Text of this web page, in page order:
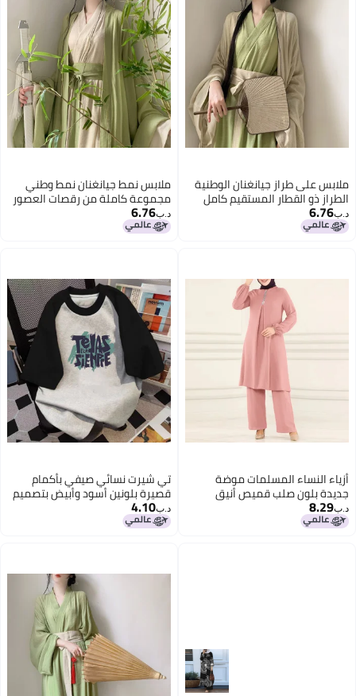
ملابس على طراز جيانغنان الوطنية
الطراز ذو القطار المستقيم كامل
الطقم من الرقص العتيق هانفو
النسائي المحسن على طراز وي جين
د.ب‏6.76
ملابس نمط جيانغنان نمط وطني
مجموعة كاملة من رقصات العصور
القديمة هانفو محسنة أسلوب وي
جين قميص بأكمام كبيرة مجموعة
د.ب‏6.76
أزياء النساء المسلمات موضة
جديدة بلون صلب قميص أنيق
بأكمام طويلة وسروال واسع
فضفاض
د.ب‏8.29
تي شيرت نسائي صيفي بأكمام
قصيرة بلونين أسود وأبيض بتصميم
راجلان من القطن بسيط وفضفاض
ومناسب لجميع الأوقات بقصة عنق
د.ب‏4.10